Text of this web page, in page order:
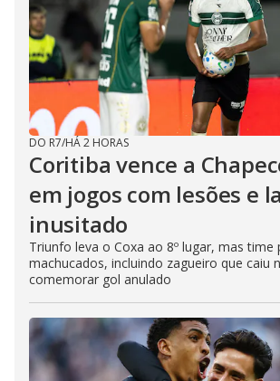
DO R7/HÁ 2 HORAS
Coritiba vence a
em jogos com lesões e
inusitado
Triunfo leva o Coxa ao 8º lugar, mas time
machucados, incluindo zagueiro que caiu
comemorar gol anulado